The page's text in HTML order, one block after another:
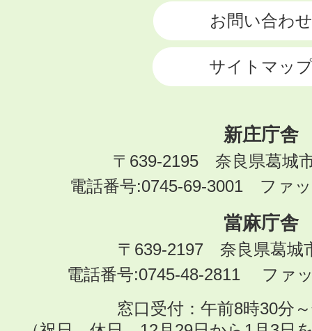
お問い合わせ
サイトマッ
新庄庁舎
〒639-2195 奈良県葛城
電話番号:0745-69-3001 ファ
當麻庁舎
〒639-2197 奈良県葛城
電話番号:0745-48-2811 ファ
窓口受付：午前8時30分